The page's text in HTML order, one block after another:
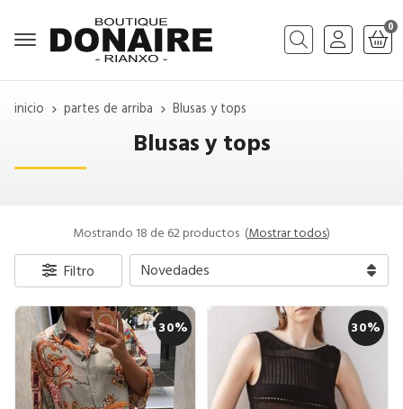
Buscar
0
inicio partes de arriba Blusas y tops
Blusas y tops
Mostrando 18 de 62 productos (Mostrar todos)
Filtro
30% 30%